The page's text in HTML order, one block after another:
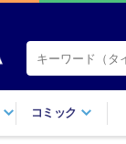
コミック